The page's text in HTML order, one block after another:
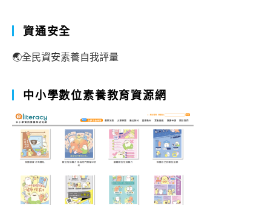
資通安全
🌏全民資安素養自我評量
中小學數位素養教育資源網